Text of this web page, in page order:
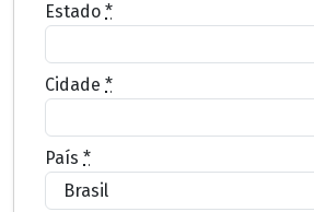
Estado *
Cidade *
País *